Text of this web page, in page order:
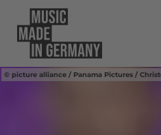
picture alliance / Panama Pictures /